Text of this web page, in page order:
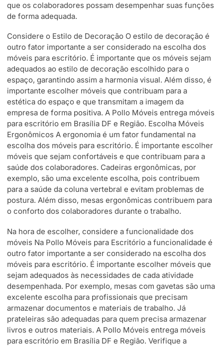
que os colaboradores possam desempenhar suas funções
de forma adequada.
Considere o Estilo de Decoração O estilo de decoração é
outro fator importante a ser considerado na escolha dos
móveis para escritório. É importante que os móveis sejam
adequados ao estilo de decoração escolhido para o
espaço, garantindo assim a harmonia visual. Além disso, é
importante escolher móveis que contribuam para a
estética do espaço e que transmitam a imagem da
empresa de forma positiva. A Pollo Móveis entrega móveis
para escritório em Brasília DF e Região. Escolha Móveis
Ergonômicos A ergonomia é um fator fundamental na
escolha dos móveis para escritório. É importante escolher
móveis que sejam confortáveis e que contribuam para a
saúde dos colaboradores. Cadeiras ergonômicas, por
exemplo, são uma excelente escolha, pois contribuem
para a saúde da coluna vertebral e evitam problemas de
postura. Além disso, mesas ergonômicas contribuem para
o conforto dos colaboradores durante o trabalho.
Na hora de escolher, considere a funcionalidade dos
móveis Na Pollo Móveis para Escritório a funcionalidade é
outro fator importante a ser considerado na escolha dos
móveis para escritório. É importante escolher móveis que
sejam adequados às necessidades de cada atividade
desempenhada. Por exemplo, mesas com gavetas são uma
excelente escolha para profissionais que precisam
armazenar documentos e materiais de trabalho. Já
prateleiras são adequadas para quem precisa armazenar
livros e outros materiais. A Pollo Móveis entrega móveis
para escritório em Brasília DF e Região. Verifique a